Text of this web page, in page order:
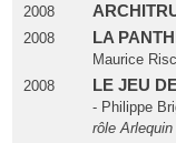
2008
2008
LA
Maurice
2008
LE JEU
- Philippe
rôle Arlequin